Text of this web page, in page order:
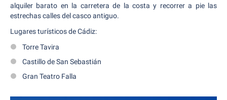
alquiler barato en la carretera de la costa y recorrer a pie las
estrechas calles del casco antiguo.
Lugares turísticos de Cádiz:
Torre Tavira
Castillo de San Sebastián
Gran Teatro Falla